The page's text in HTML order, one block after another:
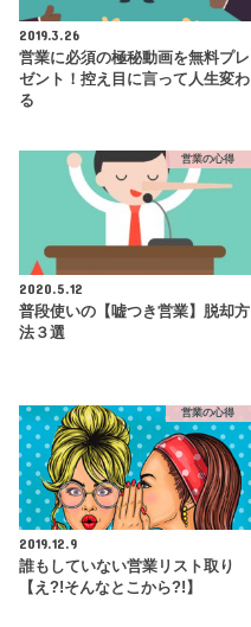
2019.3.26
営業に必須の極秘動画を無料プレ
ゼント！控え目に言って人生変わ
る
営業の心得
2020.5.12
普段使いの【嘘つき営業】脱却方
法３選
営業の心得
2019.12.9
誰もしていない営業リスト取り
【え?!そんなとこから?!】